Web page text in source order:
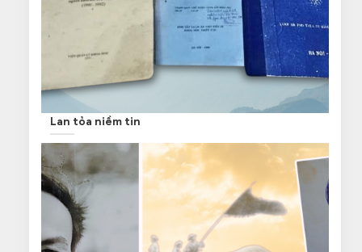
Lan tỏa niềm tin